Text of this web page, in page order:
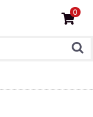
0